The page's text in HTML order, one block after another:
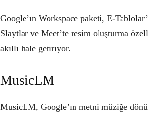
Google’ın Workspace paketi, E-
Slaytlar ve Meet’te resim oluşturma
akıllı hale getiriyor.
MusicLM
MusicLM, Google’ın metni müziğe